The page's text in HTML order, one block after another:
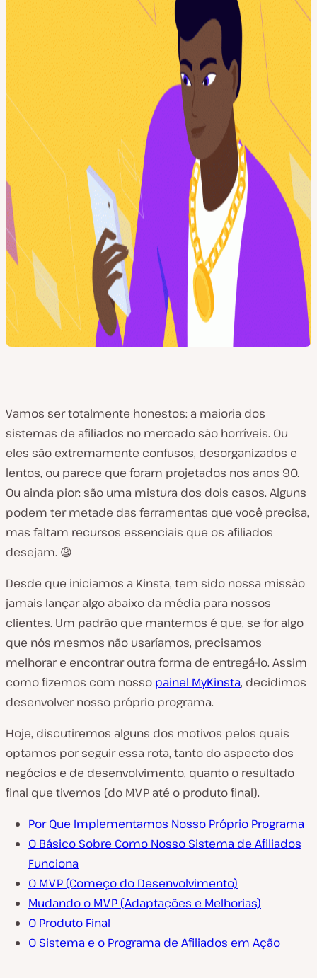
Vamos ser totalmente honestos: a maioria dos
sistemas de afiliados no mercado são horríveis. Ou
eles são extremamente confusos, desorganizados e
lentos, ou parece que foram projetados nos anos 90.
Ou ainda pior: são uma mistura dos dois casos. Alguns
podem ter metade das ferramentas que você precisa,
mas faltam recursos essenciais que os afiliados
desejam. 😩
Desde que iniciamos a Kinsta, tem sido nossa missão
jamais lançar algo abaixo da média para nossos
clientes. Um padrão que mantemos é que, se for algo
que nós mesmos não usaríamos, precisamos
melhorar e encontrar outra forma de entregá-lo. Assim
como fizemos com nosso painel MyKinsta, decidimos
desenvolver nosso próprio programa.
Hoje, discutiremos alguns dos motivos pelos quais
optamos por seguir essa rota, tanto do aspecto dos
negócios e de desenvolvimento, quanto o resultado
final que tivemos (do MVP até o produto final).
Por Que Implementamos Nosso Próprio Programa
O Básico Sobre Como Nosso Sistema de Afiliados
Funciona
O MVP (Começo do Desenvolvimento)
Mudando o MVP (Adaptações e Melhorias)
O Produto Final
O Sistema e o Programa de Afiliados em Ação